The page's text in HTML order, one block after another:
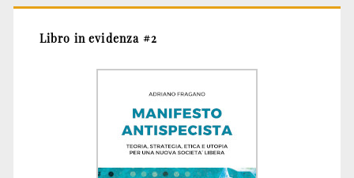
Libro in evidenza #2